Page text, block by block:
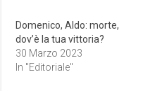
Domenico, Aldo: morte,
dov’è la tua vittoria?
30 Marzo 2023
In "Editoriale"